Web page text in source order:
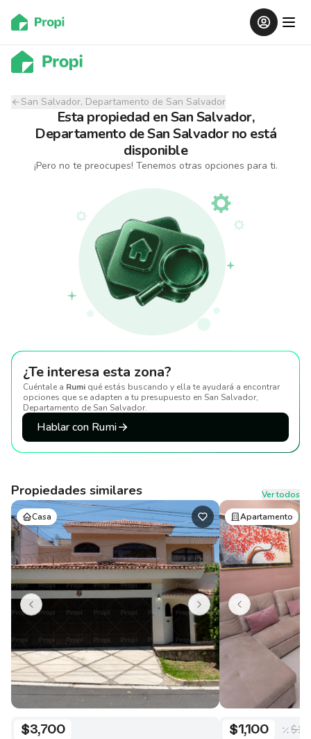
San Salvador, Departamento de San Salvador
Esta propiedad enSan Salvador,
Departamento de San Salvador no está
disponible
¡Pero no te preocupes! Tenemos otras opciones para ti.
¿Te interesa esta zona?
Cuéntale a Rumi qué estás buscando y ella te ayudará a encontrar
opciones que se adapten a tu presupuesto en San Salvador,
Departamento de San Salvador.
Hablar con Rumi
Propiedades similares
Ver todos
Casa
$3,700
Apartamento
$1,100